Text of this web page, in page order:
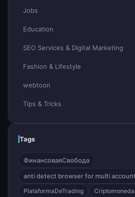
Jobs
Education
SEO Services & Digital Marketing
Fashion & Lifestyle
webtoon
Tips & Tricks
Tags
ФинансоваяСвобода
anti detect browser for multi
PlataformaDeTrading